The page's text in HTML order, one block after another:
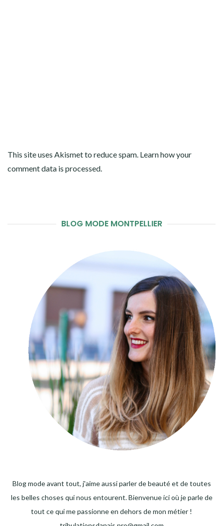
This site uses Akismet to reduce spam. Learn how your
comment data is processed.
BLOG MODE MONTPELLIER
Blog mode avant tout, j'aime aussi parler de beauté et de toutes
les belles choses qui nous entourent. Bienvenue ici où je parle de
tout ce qui me passionne en dehors de mon métier !